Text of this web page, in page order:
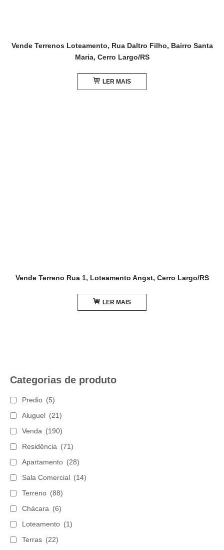
Vende Terrenos Loteamento, Rua Daltro Filho, Bairro Santa
Maria, Cerro Largo/RS
LER MAIS
Vende Terreno Rua 1, Loteamento Angst, Cerro Largo/RS
LER MAIS
Categorias de produto
Predio (5)
Aluguel (21)
Venda (190)
Residência (71)
Apartamento (28)
Sala Comercial (14)
Terreno (88)
Chácara (6)
Loteamento (1)
Terras (22)